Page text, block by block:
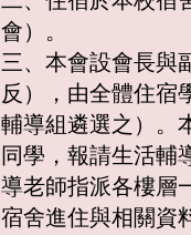
會）。
三、本會設會長與
反），由全體住宿
輔導組遴選之）。
同學，報請生活輔
導老師指派各樓層
宿舍進住與相關資